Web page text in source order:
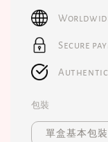
price
Secure
包裝
單盒基本包